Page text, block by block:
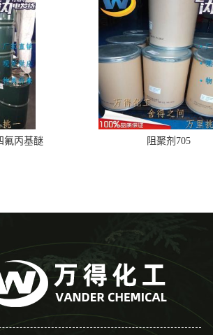
氟丙基醚 阻聚剂705